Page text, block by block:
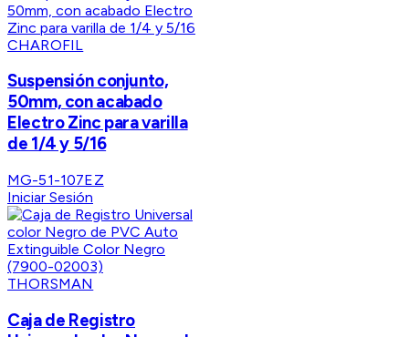
CHAROFIL
Suspensión conjunto,
50mm, con acabado
Electro Zinc para varilla
de 1/4 y 5/16
MG-51-107EZ
Iniciar Sesión
THORSMAN
Caja de Registro